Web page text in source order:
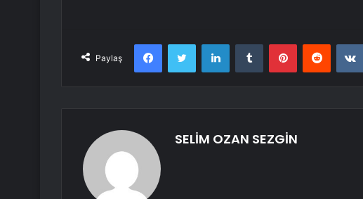
Paylaş
FacebookTwitter LinkedInTumblr PinterestReddit
SELİM OZAN SEZGİN